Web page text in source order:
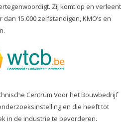
Zij komt op en verleent
15.000 zelfstandigen, KMO’s en
Centrum Voor het Bouwbedrijf
en die heeft tot
in de industrie te bevorderen.